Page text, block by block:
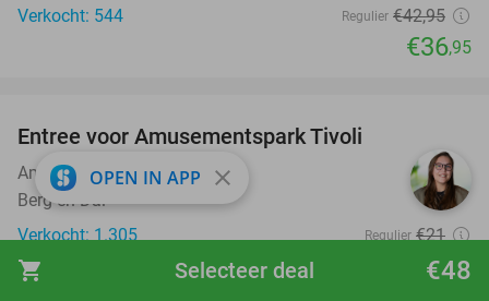
shopping_cart €48
Selecteer deal
Verkocht: 544
Regulier €42,95
€36,95
12%
Entree voor Amusementspark Tivoli
Amusementspark Tivoli 9.5star
Berg en Dal
Verkocht: 1.305
Regulier €21
€18,50
OPEN IN APP close